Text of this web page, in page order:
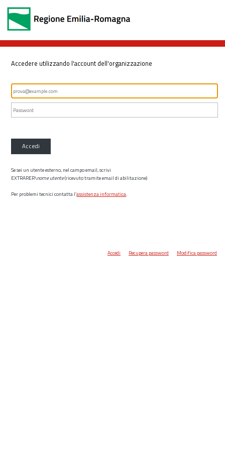
Accedere utilizzando l'account dell'organizzazione
Accedi
Se sei un utente esterno, nel campo email, scrivi
EXTRARER\nome utente(ricevuto tramite email di abilitazione)
Per problemi tecnici contatta l’assistenza informatica.
Accedi Recupera password Modifica password